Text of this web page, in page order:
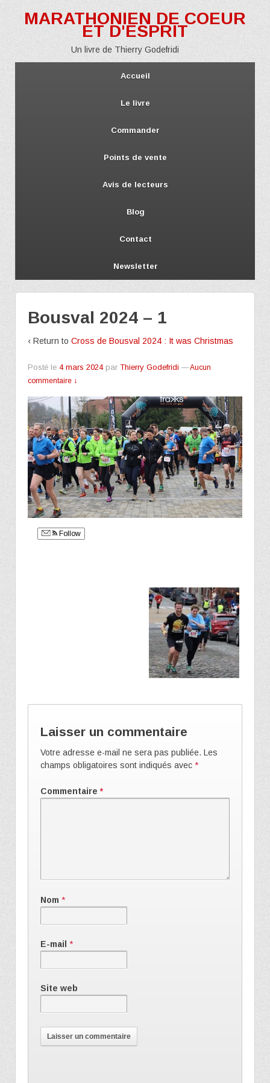
MARATHONIEN DE COEUR
ET D'ESPRIT
Un livre de Thierry Godefridi
Accueil
Le livre
Commander
Points de vente
Avis de lecteurs
Blog
Contact
Newsletter
Bousval 2024 – 1
‹ Return to Cross de Bousval 2024 : It was Christmas
Posté le 4 mars 2024par Thierry Godefridi —Aucun
commentaire ↓
Follow
Laisser un commentaire
Votre adresse e-mail ne sera pas publiée. Les
champs obligatoires sont indiqués avec *
Commentaire *
Nom *
E-mail *
Site web